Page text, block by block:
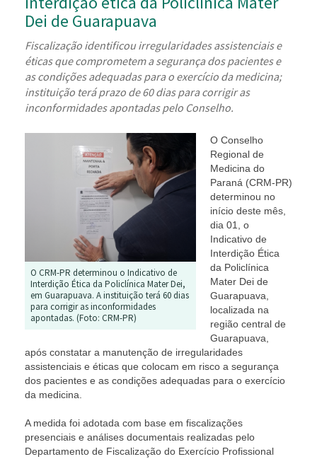
Dei de Guarapuava
Fiscalização identificou irregularidades assistenciais e
éticas que comprometem a segurança dos pacientes e
as condições adequadas para o exercício da medicina;
instituição terá prazo de 60 dias para corrigir as
inconformidades apontadas pelo Conselho.
O CRM-PR determinou o Indicativo de
Interdição Ética da Policlínica Mater Dei,
em Guarapuava. A instituição terá 60 dias
para corrigir as inconformidades
apontadas. (Foto: CRM-PR)
O Conselho
Regional de
Medicina do
Paraná (CRM-PR)
determinou no
início deste mês,
dia 01, o
Indicativo de
Interdição Ética
da Policlínica
Mater Dei de
Guarapuava,
localizada na
região central de
Guarapuava,
após constatar a manutenção de irregularidades
assistenciais e éticas que colocam em risco a segurança
dos pacientes e as condições adequadas para o exercício
da medicina.
A medida foi adotada com base em fiscalizações
presenciais e análises documentais realizadas pelo
Departamento de Fiscalização do Exercício Profissional